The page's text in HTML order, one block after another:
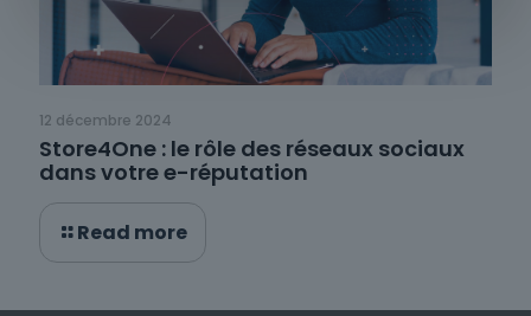
12 décembre 2024
Store4One : le rôle des réseaux sociaux
dans votre e-réputation
Read more